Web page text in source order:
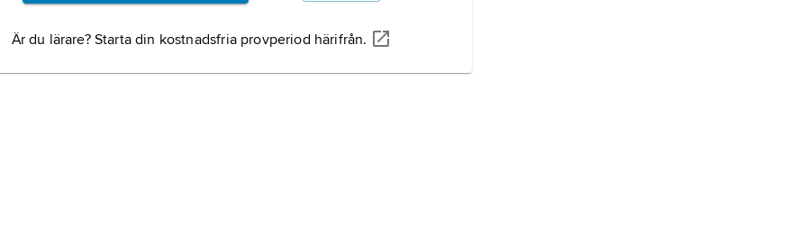
Är du lärare? Starta din kostnadsfria provperiod härifrån.